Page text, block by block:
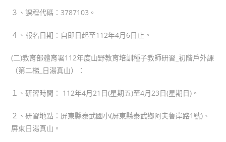
３、課程代碼：3787103。
４、報名日期：自即日起至112年4月6日止。
(二)教育部體育署112年度山野教育培訓種子教師研習_初階戶外課
（第二梯_日湯真山）：
１、研習時間： 112年4月21日(星期五)至4月23日(星期日)。
２、研習地點：屏東縣泰武國小(屏東縣泰武鄉阿夫魯岸路1號)、
屏東日湯真山。